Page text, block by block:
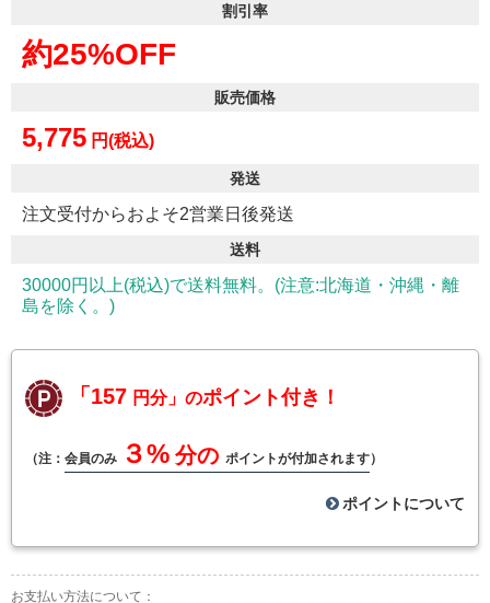
割引率
約25%OFF
販売価格
5,775 円(税込)
発送
注文受付からおよそ2営業日後発送
送料
30000円以上(税込)で送料無料。(注意:北海道・沖縄・離
島を除く。)
「157 円分」のポイント付き！
（注： 会員のみ ３% 分の ポイントが付加されます）
ポイントについて
お支払い方法について：